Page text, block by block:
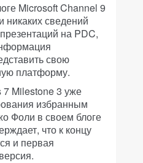
Microsoft Channel 9
никаких сведений
на PDC,
свою
платформу.
7 Milestone 3 уже
избранным
Фоли в своем блоге
что к концу
и первая